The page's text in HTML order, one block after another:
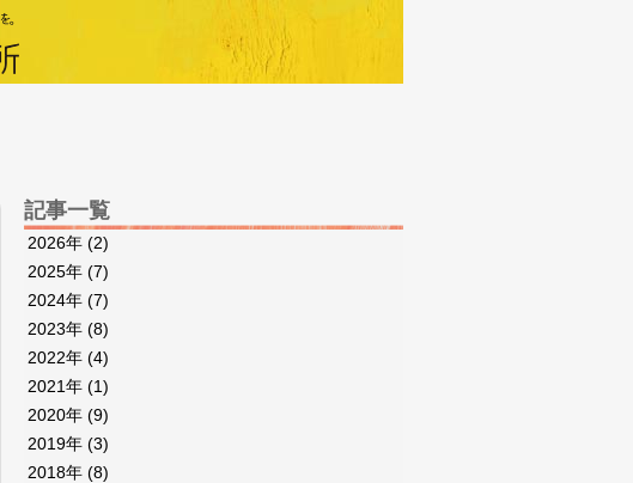
記事一覧
2026年(2)
2025年(7)
2024年(7)
2023年(8)
2022年(4)
2021年(1)
2020年(9)
2019年(3)
2018年(8)